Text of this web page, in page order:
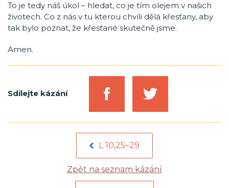
To je tedy náš úkol – hledat, co je tím olejem v našich
životech. Co z nás v tu kterou chvíli dělá křesťany, aby
tak bylo poznat, že křesťané skutečně jsme.
Amen.
Sdílejte kázání
L 10,25–29
Zpět na seznam kázání